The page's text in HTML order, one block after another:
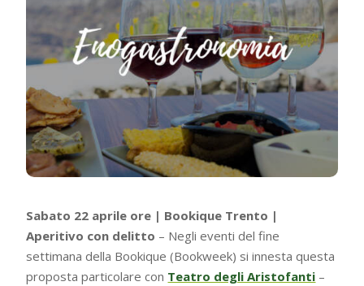
Sabato 22 aprile ore | Bookique Trento |
Aperitivo con delitto – Negli eventi del fine
settimana della Bookique (Bookweek) si innesta questa
proposta particolare con Teatro degli Aristofanti –